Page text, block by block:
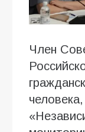
Член